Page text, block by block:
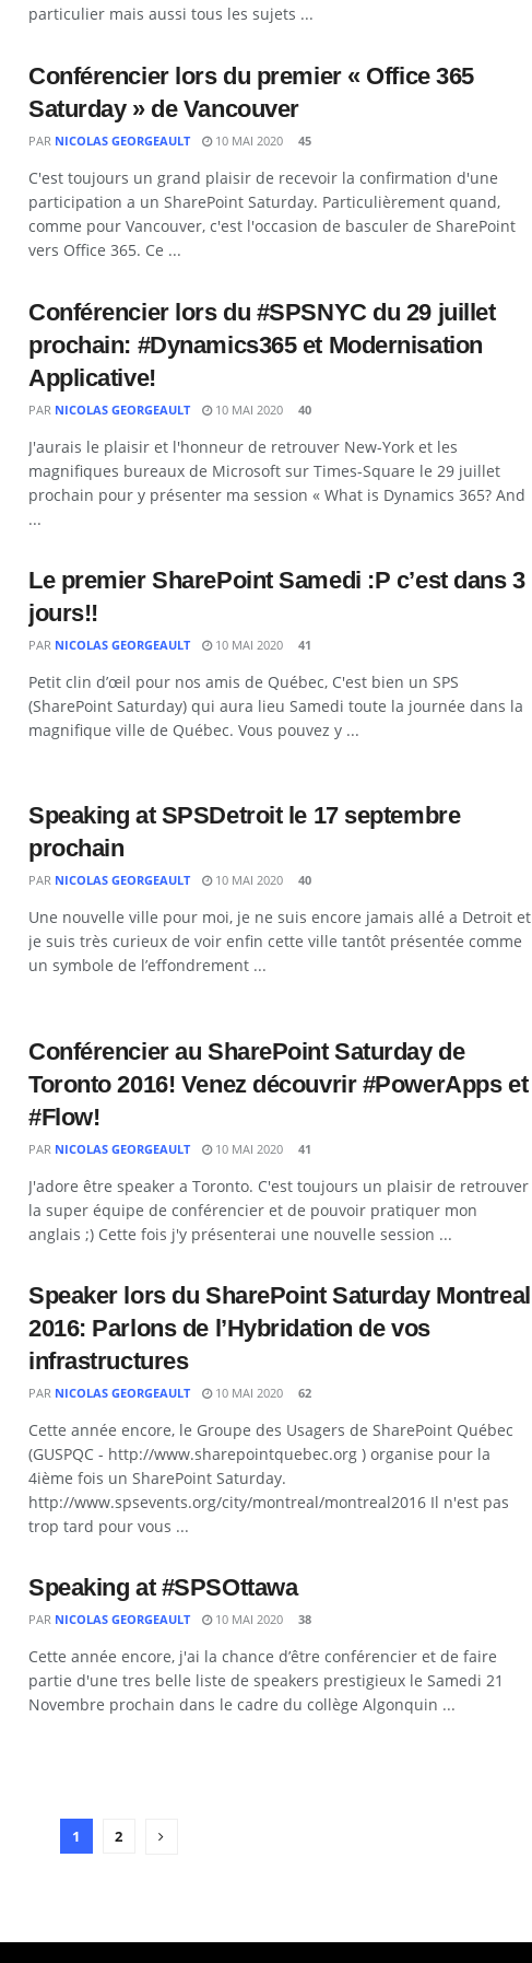
particulier mais aussi tous les sujets ...
Conférencier lors du premier « Office 365
Saturday » de Vancouver
PAR NICOLAS GEORGEAULT 10 MAI 2020 45
C'est toujours un grand plaisir de recevoir la confirmation d'une
participation a un SharePoint Saturday. Particulièrement quand,
comme pour Vancouver, c'est l'occasion de basculer de SharePoint
vers Office 365. Ce ...
Conférencier lors du #SPSNYC du 29 juillet
prochain: #Dynamics365 et Modernisation
Applicative!
PAR NICOLAS GEORGEAULT 10 MAI 2020 40
J'aurais le plaisir et l'honneur de retrouver New-York et les
magnifiques bureaux de Microsoft sur Times-Square le 29 juillet
prochain pour y présenter ma session « What is Dynamics 365? And
...
Le premier SharePoint Samedi :P c’est dans 3
jours!!
PAR NICOLAS GEORGEAULT 10 MAI 2020 41
Petit clin d’œil pour nos amis de Québec, C'est bien un SPS
(SharePoint Saturday) qui aura lieu Samedi toute la journée dans la
magnifique ville de Québec. Vous pouvez y ...
Speaking at SPSDetroit le 17 septembre
prochain
PAR NICOLAS GEORGEAULT 10 MAI 2020 40
Une nouvelle ville pour moi, je ne suis encore jamais allé a Detroit et
je suis très curieux de voir enfin cette ville tantôt présentée comme
un symbole de l’effondrement ...
Conférencier au SharePoint Saturday de
Toronto 2016! Venez découvrir #PowerApps et
#Flow!
PAR NICOLAS GEORGEAULT 10 MAI 2020 41
J'adore être speaker a Toronto. C'est toujours un plaisir de retrouver
la super équipe de conférencier et de pouvoir pratiquer mon
anglais ;) Cette fois j'y présenterai une nouvelle session ...
Speaker lors du SharePoint Saturday Montreal
2016: Parlons de l’Hybridation de vos
infrastructures
PAR NICOLAS GEORGEAULT 10 MAI 2020 62
Cette année encore, le Groupe des Usagers de SharePoint Québec
(GUSPQC - http://www.sharepointquebec.org ) organise pour la
4ième fois un SharePoint Saturday.
http://www.spsevents.org/city/montreal/montreal2016 Il n'est pas
trop tard pour vous ...
Speaking at #SPSOttawa
PAR NICOLAS GEORGEAULT 10 MAI 2020 38
Cette année encore, j'ai la chance d’être conférencier et de faire
partie d'une tres belle liste de speakers prestigieux le Samedi 21
Novembre prochain dans le cadre du collège Algonquin ...
1 2